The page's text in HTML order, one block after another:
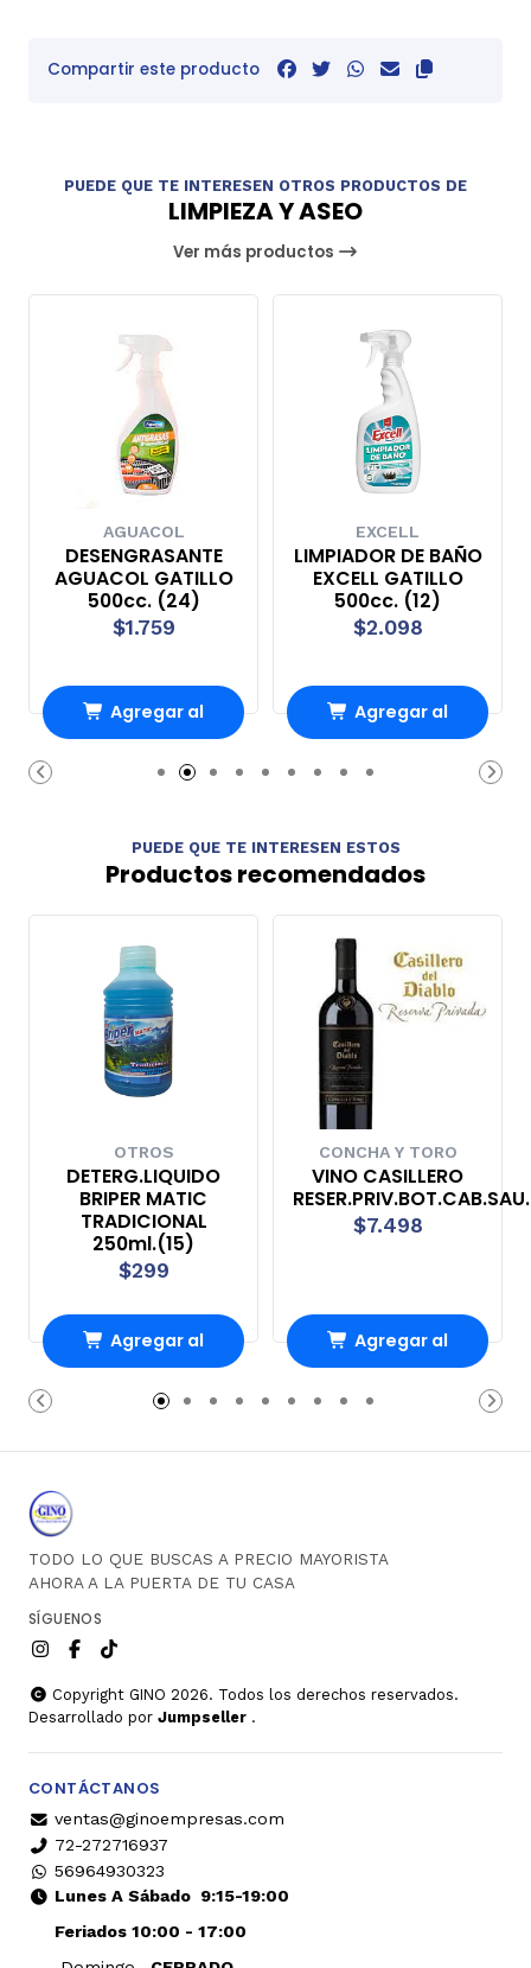
Compartir este producto
PUEDE QUE TE INTERESEN OTROS PRODUCTOS DE
LIMPIEZA Y ASEO
Ver más productos
AGUACOL
DESENGRASANTE
AGUACOL GATILLO
500cc. (24)
$1.759
Agregar al
Carro
EXCELL
LIMPIADOR DE BAÑO
EXCELL GATILLO
500cc. (12)
$2.098
Agregar al
Carro
PUEDE QUE TE INTERESEN ESTOS
Productos recomendados
OTROS
DETERG.LIQUIDO
BRIPER MATIC
TRADICIONAL
250ml.(15)
$299
Agregar al
Carro
CONCHA Y TORO
VINO CASILLERO
$7.498
Agregar al
Carro
TODO LO QUE BUSCAS A PRECIO MAYORISTA
AHORA A LA PUERTA DE TU CASA
SÍGUENOS
Copyright GINO 2026. Todos los derechos reservados.
Desarrollado por Jumpseller .
CONTÁCTANOS
ventas@ginoempresas.com
72-272716937
56964930323
Lunes A Sábado9:15-19:00
Feriados 10:00 - 17:00